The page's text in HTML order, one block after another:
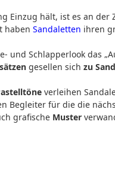
Einzug hält, ist es an
haben Sandaletten ihren
und Schlapperlook das
gesellen sich zu
verleihen
Begleiter für die die
grafische Muster